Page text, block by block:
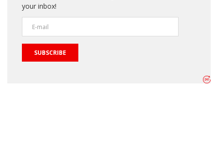
your inbox!
SUBSCRIBE